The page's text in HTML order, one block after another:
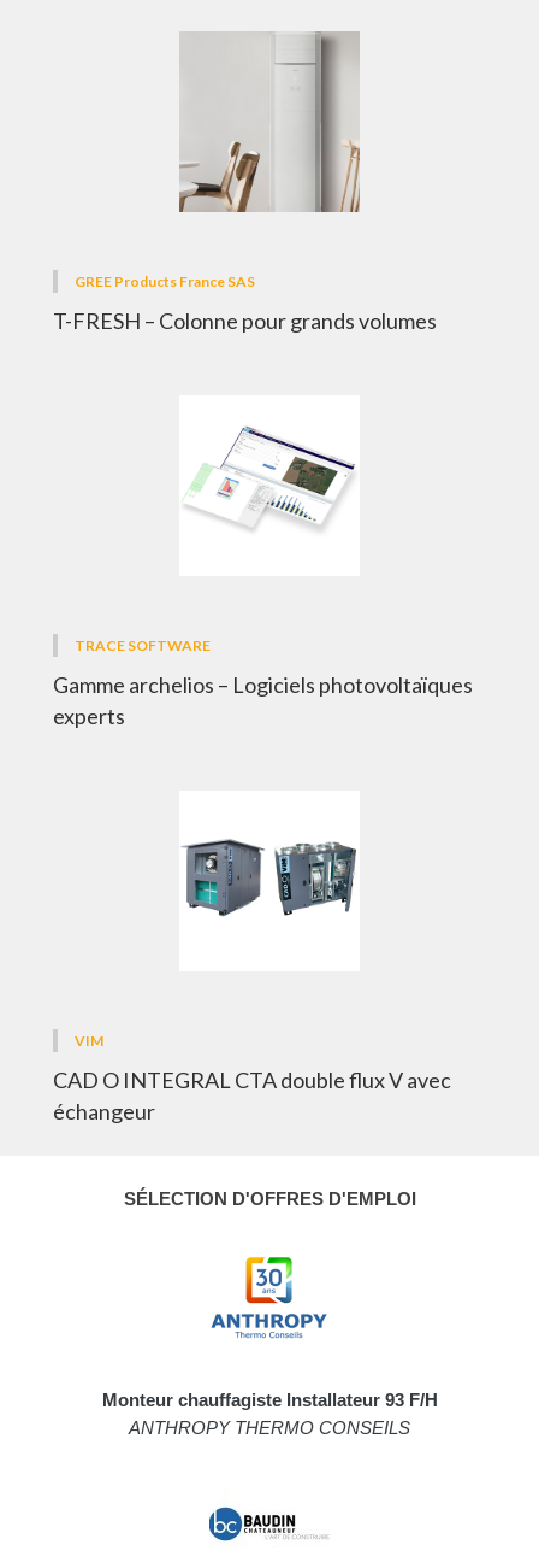
GREE Products France SAS
T-FRESH – Colonne pour grands volumes
TRACE SOFTWARE
Gamme archelios – Logiciels photovoltaïques
experts
VIM
CAD O INTEGRAL CTA double flux V avec
échangeur
SÉLECTION D'OFFRES D'EMPLOI
Monteur chauffagiste Installateur 93 F/H
ANTHROPY THERMO CONSEILS